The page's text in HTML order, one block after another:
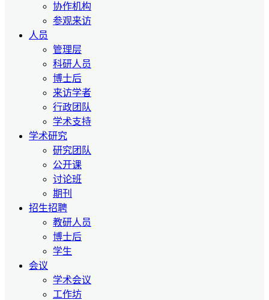
协作机构
参观来访
人员
管理层
科研人员
博士后
来访学者
行政团队
学术支持
学术研究
研究团队
公开课
讨论班
期刊
招生招聘
教研人员
博士后
学生
会议
学术会议
工作坊